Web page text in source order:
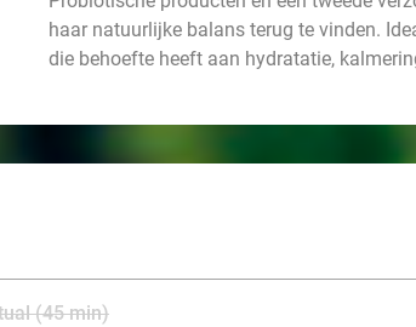
haar natuurlijke balans terug te vinden.
die behoefte heeft aan hydratatie,
(45 min)